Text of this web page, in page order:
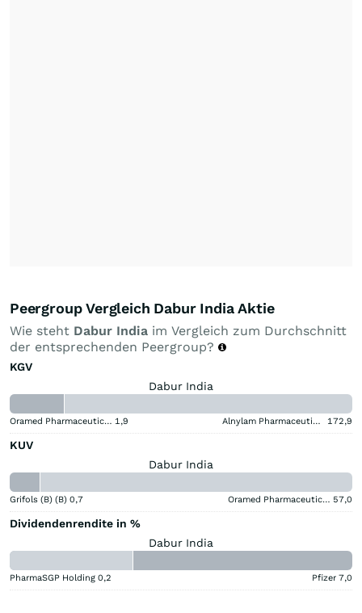
Peergroup Vergleich Dabur India Aktie
Wie steht Dabur India im Vergleich zum Durchschnitt
der entsprechenden Peergroup?
KGV
Dabur India
Oramed Pharmaceuticals 1,9 Alnylam Pharmaceuticals 172,9
KUV
Dabur India
Grifols (B) (B) 0,7 Oramed Pharmaceuticals 57,0
Dividendenrendite in %
Dabur India
PharmaSGP Holding 0,2 Pfizer 7,0